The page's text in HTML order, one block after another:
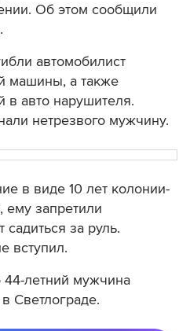
Об этом сообщили
автомобилист
машины, а также
в авто нарушителя.
нетрезвого мужчину.
в виде 10 лет колонии-
ему запретили
садиться за руль.
вступил.
44-летний мужчина
Светлограде.